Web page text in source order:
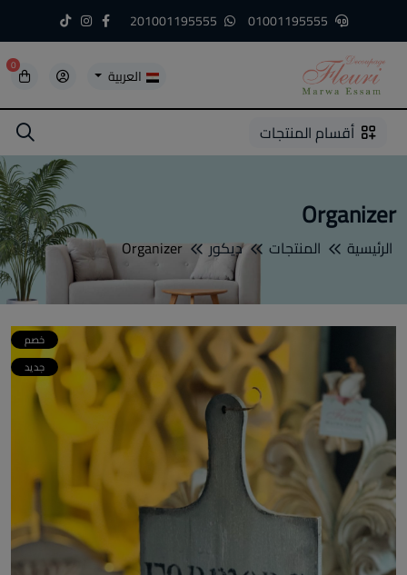
العربية 0
1
2
3
4
5
5 أقسام المنتجات
Organizer
الرئيسية المنتجات ديكور Organizer
خصم
جديد